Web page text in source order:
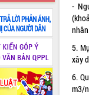
-
5.
xây
6.
m3/